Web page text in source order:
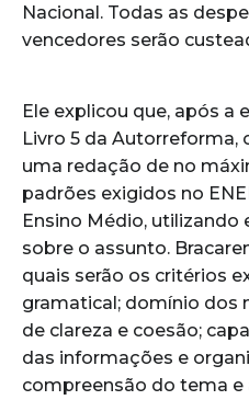
Nacional. Todas as
vencedores serão
Ele explicou que, após a
Livro 5 da Autorreforma,
uma redação de no
padrões exigidos no
Ensino Médio, utilizando
sobre o assunto.
quais serão os critérios
gramatical; domínio dos
de clareza e coesão;
das informações e
compreensão do tema e